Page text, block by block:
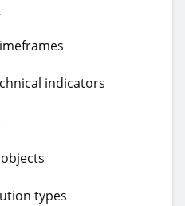
indicators
types